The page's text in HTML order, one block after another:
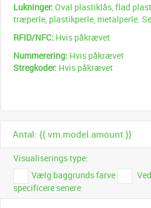
Lukninger: Oval plastiklås, flad
træperle, plastikperle, metalperle.
RFID/NFC: Hvis påkrævet
Nummerering: Hvis påkrævet
Stregkoder: Hvis påkrævet
Antal: {{ vm.model.amount }}
Visualiserings type:
Vælg baggrunds farve
specificere senere